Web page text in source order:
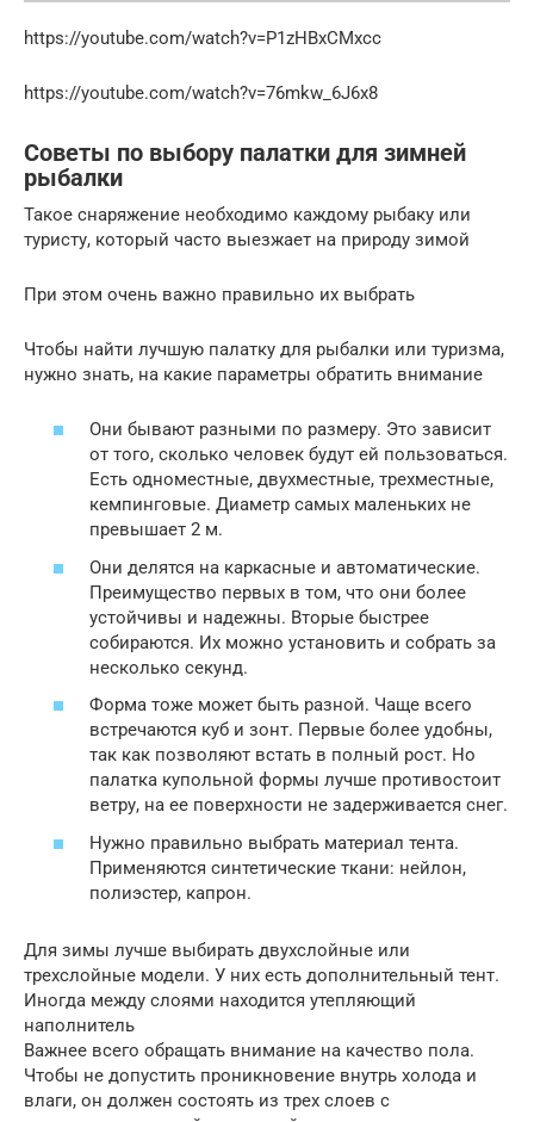
https://youtube.com/watch?v=P1zHBxCMxcc
https://youtube.com/watch?v=76mkw_6J6x8
Советы по выбору палатки для зимней
рыбалки
Такое снаряжение необходимо каждому рыбаку или
туристу, который часто выезжает на природу зимой
При этом очень важно правильно их выбрать
Чтобы найти лучшую палатку для рыбалки или туризма,
нужно знать, на какие параметры обратить внимание
Они бывают разными по размеру. Это зависит
от того, сколько человек будут ей пользоваться.
Есть одноместные, двухместные, трехместные,
кемпинговые. Диаметр самых маленьких не
превышает 2 м.
Они делятся на каркасные и автоматические.
Преимущество первых в том, что они более
устойчивы и надежны. Вторые быстрее
собираются. Их можно установить и собрать за
несколько секунд.
Форма тоже может быть разной. Чаще всего
встречаются куб и зонт. Первые более удобны,
так как позволяют встать в полный рост. Но
палатка купольной формы лучше противостоит
ветру, на ее поверхности не задерживается снег.
Нужно правильно выбрать материал тента.
Применяются синтетические ткани: нейлон,
полиэстер, капрон.
Для зимы лучше выбирать двухслойные или
трехслойные модели. У них есть дополнительный тент.
Иногда между слоями находится утепляющий
наполнитель
Важнее всего обращать внимание на качество пола.
Чтобы не допустить проникновение внутрь холода и
влаги, он должен состоять из трех слоев с